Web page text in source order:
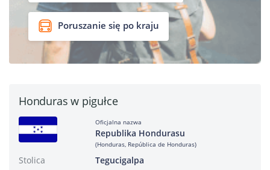
Poruszanie się po kraju
Honduras w pigułce
Oficjalna nazwa
Republika Hondurasu
(Honduras, República de Honduras)
Stolica
Tegucigalpa